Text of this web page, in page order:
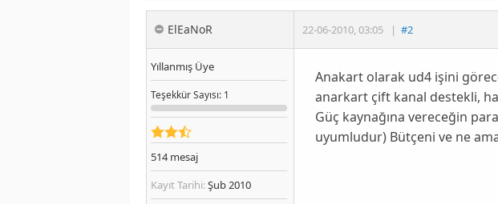
ElEaNoR 22-06-2010,03:05 | #2
Yıllanmış Üye
TeşekkürSayısı: 1
514mesaj
Kayıt Tarihi:Şub 2010
Anakart olarak ud4 işini
anarkart çift kanal destekli,
Güç kaynağına vereceğin
uyumludur) Bütçeni ve ne